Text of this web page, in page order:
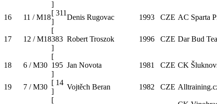
]
16 11 / M18
[ 311
]
Denis Rugovac 1993 CZE AC Sparta
17 12 / M18
[
383
]
Robert Troszok 1996 CZE Dar Bud
18 6 / M30
[
195
]
Jan Novota 1981 CZE CK
19 7 / M30
[ 14
]
Vojtěch Beran 1982 CZE
[